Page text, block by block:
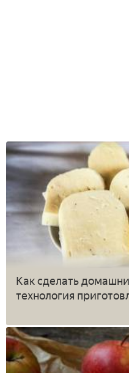
Как сделать
технология